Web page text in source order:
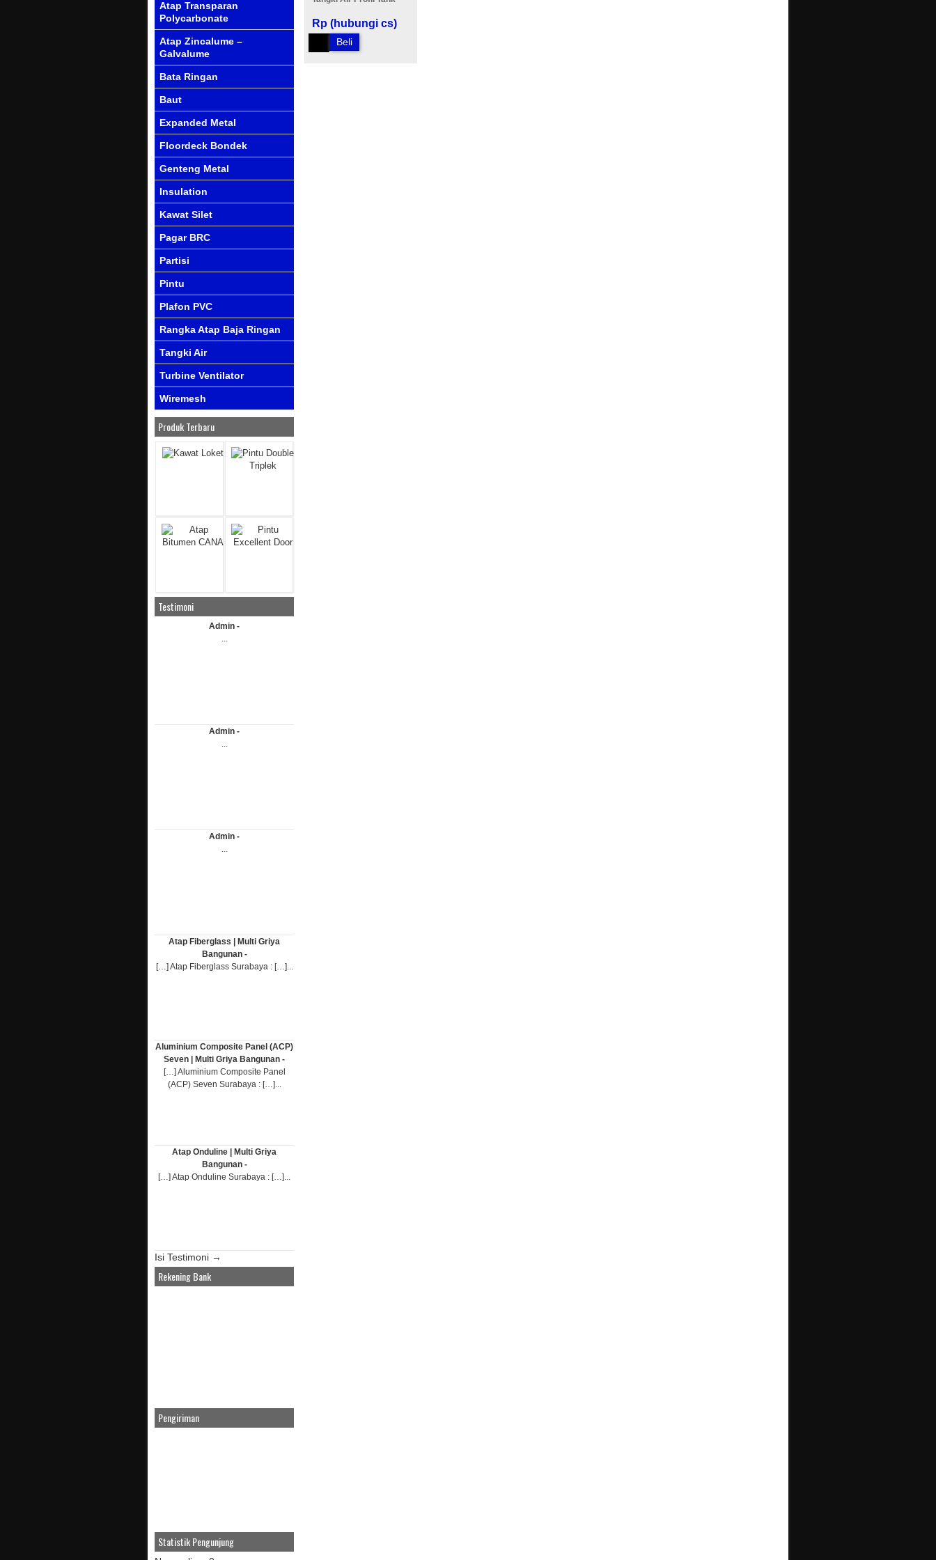
Rp (hubungi cs)
Beli
Atap Transparan
Polycarbonate
Atap Zincalume –
Galvalume
Bata Ringan
Baut
Expanded Metal
Floordeck Bondek
Genteng Metal
Insulation
Kawat Silet
Pagar BRC
Partisi
Pintu
Plafon PVC
Rangka Atap Baja Ringan
Tangki Air
Turbine Ventilator
Wiremesh
Produk Terbaru
Testimoni
Admin -
...
Admin -
...
Admin -
...
Atap Fiberglass | Multi Griya
Bangunan -
[…] Atap Fiberglass Surabaya : […]...
Aluminium Composite Panel (ACP)
Seven | Multi Griya Bangunan -
[…] Aluminium Composite Panel
(ACP) Seven Surabaya : […]...
Atap Onduline | Multi Griya
Bangunan -
[…] Atap Onduline Surabaya : […]...
Isi Testimoni →
Rekening Bank
Pengiriman
Statistik Pengunjung